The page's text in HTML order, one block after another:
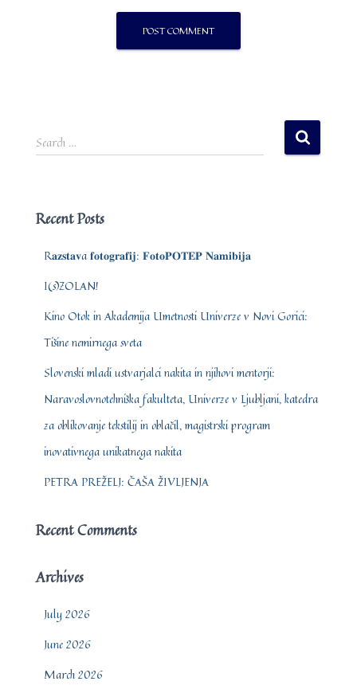
S
e
h
Search …
Recent Posts
R𝐚𝐳𝐬𝐭𝐚𝐯a 𝐟𝐨𝐭𝐨𝐠𝐫𝐚𝐟𝐢𝐣: 𝐅𝐨𝐭𝐨𝐏𝐎𝐓𝐄𝐏 𝐍𝐚𝐦𝐢𝐛𝐢𝐣𝐚
I(s)ZOLAN!
Kino Otok in Akademija Umetnosti Univerze v Novi Gorici:
Tišine nemirnega sveta
Slovenski mladi ustvarjalci nakita in njihovi mentorji:
Naravoslovnotehniška fakulteta, Univerze v Ljubljani, katedra
za oblikovanje tekstilij in oblačil, magistrski program
inovativnega unikatnega nakita
PETRA PREŽELJ: ČAŠA ŽIVLJENJA
Recent Comments
Archives
July 2026
June 2026
March 2026